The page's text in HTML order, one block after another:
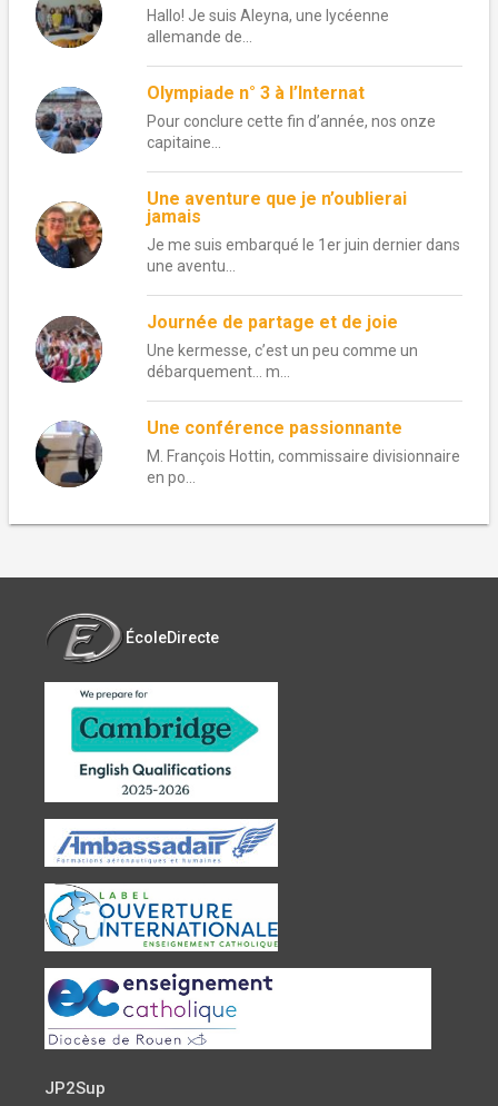
Hallo! Je suis Aleyna, une lycéenne
allemande de...
Olympiade n° 3 à l’Internat
Pour conclure cette fin d’année, nos onze
capitaine...
Une aventure que je n’oublierai
jamais
Je me suis embarqué le 1er juin dernier dans
une aventu...
Journée de partage et de joie
Une kermesse, c’est un peu comme un
débarquement… m...
Une conférence passionnante
M. François Hottin, commissaire divisionnaire
en po...
ÉcoleDirecte
JP2Sup